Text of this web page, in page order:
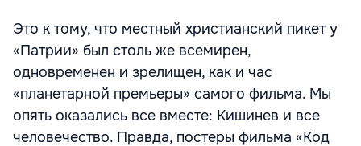
Это к тому, что местный христианский пикет у
«Патрии» был столь же всемирен,
одновременен и зрелищен, как и час
«планетарной премьеры» самого фильма. Мы
опять оказались все вместе: Кишинев и все
человечество. Правда, постеры фильма «Код